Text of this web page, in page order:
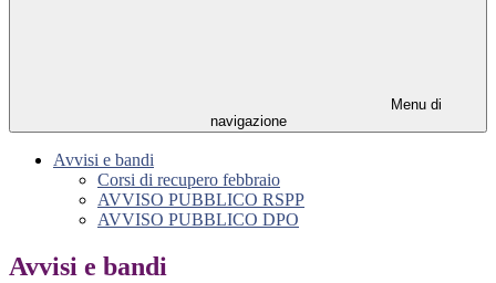
Menu di
navigazione
Avvisi e bandi
Corsi di recupero febbraio
AVVISO PUBBLICO RSPP
AVVISO PUBBLICO DPO
Avvisi e bandi